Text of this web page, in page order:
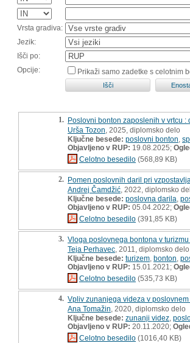
Vrsta gradiva:
Jezik:
Išči po:
Opcije:
Prikaži samo zadetke s celotnim
1. Poslovni bonton zaposlenih v vrtcu :
Urša Tozon , 2025, diplomsko delo
Ključne besede: poslovni bonton
Objavljeno v RUP: 19.08.2025;
Celotno besedilo (568,89 KB)
2. Pomen poslovnih daril pri
Andrej Čamdžić , 2022, diplomsko
Ključne besede: poslovna darila
Objavljeno v RUP: 05.04.2022;
Celotno besedilo (391,85 KB)
3. Vloga poslovnega bontona v
Teja Perhavec , 2011, diplomsko delo
Ključne besede: turizem bonton
Objavljeno v RUP: 15.01.2021;
Celotno besedilo (535,73 KB)
4. Vpliv zunanjega videza v
Ana Tomažin , 2020, diplomsko delo
Ključne besede: zunanji videz
Objavljeno v RUP: 20.11.2020;
Celotno besedilo (1016,40 KB)